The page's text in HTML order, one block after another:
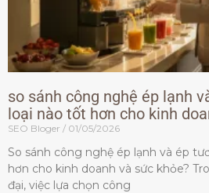
so sánh công nghệ ép lạnh
loại nào tốt hơn cho kinh
SEO Bloger 01/05/2026
So sánh công nghệ ép lạnh và ép
hơn cho kinh doanh và sức khỏe?
đại, việc lựa chọn công